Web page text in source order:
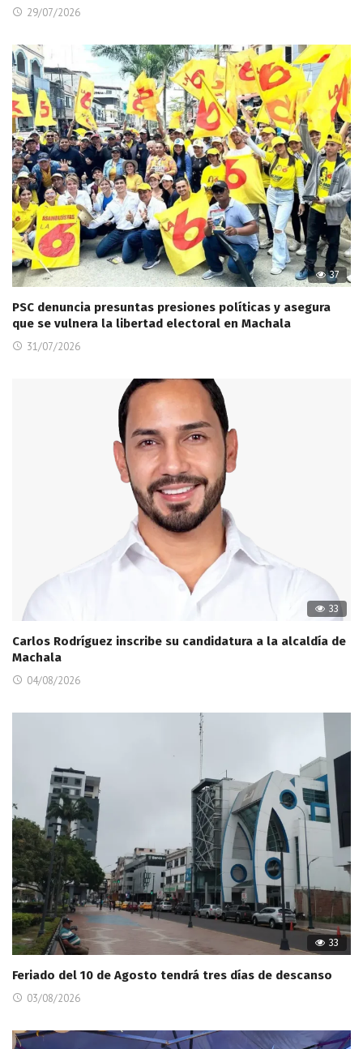
29/07/2026
37
PSC denuncia presuntas presiones políticas y asegura
que se vulnera la libertad electoral en Machala
31/07/2026
33
Carlos Rodríguez inscribe su candidatura a la alcaldía de
Machala
04/08/2026
33
Feriado del 10 de Agosto tendrá tres días de descanso
03/08/2026